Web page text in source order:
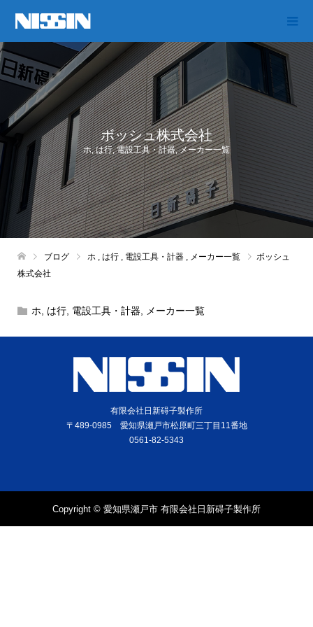
ボッシュ株式会社
ホ,は行,電設工具・計器,メーカー一覧
ブログ ホ は行 電設工具・計器 メーカー一覧
ボッシュ
株式会社
ホ は行, 電設工具・計器 メーカー一覧
有限会社日新碍子製作所
〒489-0985 愛知県瀬戸市松原町三丁目11番地
0561-82-5343
Copyright © 愛知県瀬戸市 有限会社日新碍子製作所